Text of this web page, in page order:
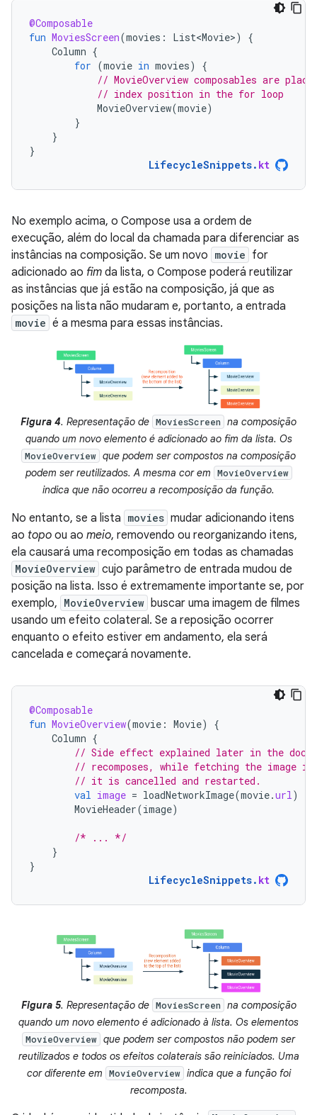
@Composable
fun MoviesScreen(movies : List<Movie>)
{
Column {
for (movie in movies)
{
// MovieOverview composables are
// index position in the for loop
MovieOverview(movie)
}
}
}
LifecycleSnippets. kt
No exemplo acima, o Compose usa a ordem de
execução, além do local da chamada para diferenciar as
instâncias na composição. Se um novo movie for
adicionado ao fim da lista, o Compose poderá reutilizar
as instâncias que já estão na composição, já que as
posições na lista não mudaram e, portanto, a entrada
movie é a mesma para essas instâncias.
Figura 4. Representação de MoviesScreen na composição
quando um novo elemento é adicionado ao fim da lista. Os
MovieOverview que podem ser compostos na composição
podem ser reutilizados. A mesma cor em
MovieOverview
indica que não ocorreu a recomposição da função.
No entanto, se a lista movies mudar adicionando itens
ao topo ou ao meio, removendo ou reorganizando itens,
ela causará uma recomposição em todas as chamadas
MovieOverview cujo parâmetro de entrada mudou de
posição na lista. Isso é extremamente importante se, por
exemplo, MovieOverview buscar uma imagem de filmes
usando um efeito colateral. Se a reposição ocorrer
enquanto o efeito estiver em andamento, ela será
cancelada e começará novamente.
@Composable
fun MovieOverview(movie : Movie)
{
Column {
// Side effect explained later in the docs.
// recomposes, while fetching the image
// it is cancelled and restarted.
val image = loadNetworkImage(movie.url)
MovieHeader(image)
/* ... */
}
}
LifecycleSnippets. kt
Figura 5. Representação de MoviesScreen na composição
quando um novo elemento é adicionado à lista. Os elementos
MovieOverview que podem ser compostos não podem ser
reutilizados e todos os efeitos colaterais são reiniciados. Uma
cor diferente em
MovieOverview indica que a função foi
recomposta.